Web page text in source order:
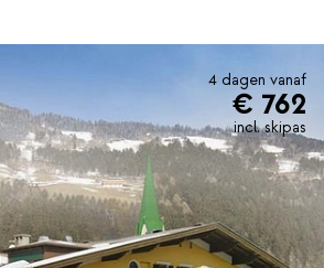
restaurant waar je de lekkerste
proeven.
4 dagen vanaf
€ 762
incl. skipas